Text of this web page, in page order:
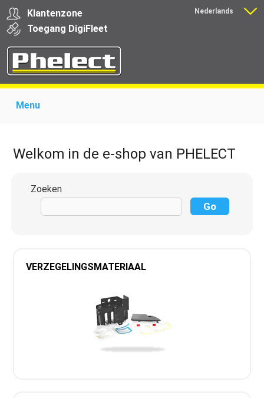
Klantenzone
Toegang DigiFleet
Nederlands
Menu
Producten voor transporteurs
Opleiding
Nieuws
Download
Welkom in de e-shop van PHELECT
Zoeken
VERZEGELINGSMATERIAAL